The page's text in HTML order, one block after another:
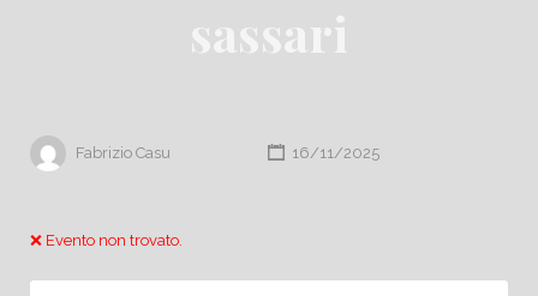
sassari
Fabrizio Casu 16/11/2025
❌ Evento non trovato.